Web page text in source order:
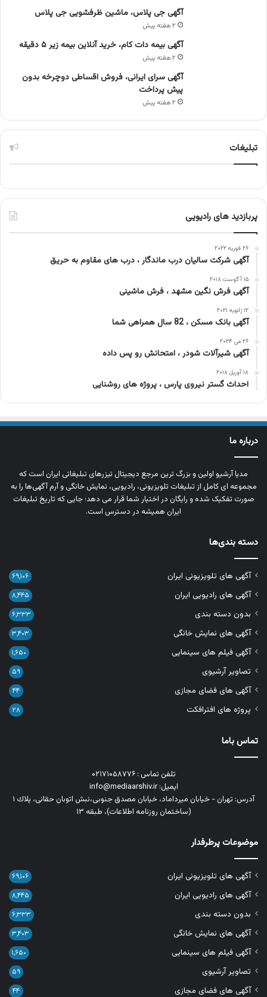
آگهی جی پلاس، ماشین ظرفشویی جی پلاس
۲ هفته پیش
آگهی بیمه دات کام، خرید آنلاین بیمه زیر ۵ دقیقه
۲ هفته پیش
آگهی سرای ایرانی، فروش اقساطی دوچرخه بدون
پیش پرداخت
۲ هفته پیش
تبلیغات
پربازدید های رادیویی
۲۶ فوریه ۲۰۲۲
آگهی شرکت سالیان درب ماندگار ، درب های مقاوم به حریق
۱۵ آگوست ۲۰۱۸
آگهی فرش نگین مشهد ، فرش ماشینی
۱۲ ژانویه ۲۰۲۱
آگهی بانک مسکن ، 82 سال همراهی شما
۲۶ می ۲۰۲۴
آگهی شیرآلات شودر ، امتحانش رو پس داده
۱۸ آوریل ۲۰۱۸
احداث گستر نیروی پارس ، پروژه های روشنایی
درباره ما
مدیا آرشیو اولین و بزرگ‌ ترین مرجع دیجیتال تیزرهای تبلیغاتی ایران است که
مجموعه‌ ای کامل از تبلیغات تلویزیونی، رادیویی، نمایش خانگی و آرم‌ آگهی‌ها را به‌
صورت تفکیک‌ شده و رایگان در اختیار شما قرار می‌ دهد؛ جایی که تاریخ تبلیغات
ایران همیشه در دسترس است.
دسته بندی‌ها
آگهی های تلویزیونی ایران ۶۹,۱۰۶
آگهی های رادیویی ایران ۸,۴۴۵
بدون دسته بندی ۶,۳۳۳
آگهی های نمایش خانگی ۳,۴۰۳
آگهی فیلم های سینمایی ۱,۶۵۰
تصاویر آرشیوی ۵۹
آگهی های فضای مجازی ۴۴
پروژه های افترافکت ۲۸
تماس باما
تلفن تماس : ۰۲۱۷۱۰۵۸۷۷۶
ایمیل: info@mediaarshiv.ir
آدرس: تهران - خیابان میرداماد، خیابان مصدق جنوبی،نبش اتوبان حقانی، پلاك ١
(ساختمان روزنامه اطلاعات)، طبقه ۱۳
موضوعات پرطرفدار
آگهی های تلویزیونی ایران ۶۹,۱۰۶
آگهی های رادیویی ایران ۸,۴۴۵
بدون دسته بندی ۶,۳۳۳
آگهی های نمایش خانگی ۳,۴۰۳
آگهی فیلم های سینمایی ۱,۶۵۰
تصاویر آرشیوی ۵۹
آگهی های فضای مجازی ۴۴